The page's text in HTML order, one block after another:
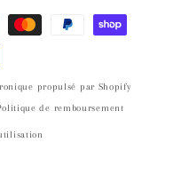
propulsé par Shopify
de remboursement